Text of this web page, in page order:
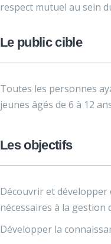
respect mutuel au sein
Le public cible
Toutes les personnes
jeunes âgés de 6 à 12
Les objectifs
Découvrir et développer
nécessaires à la gestion
Développer la